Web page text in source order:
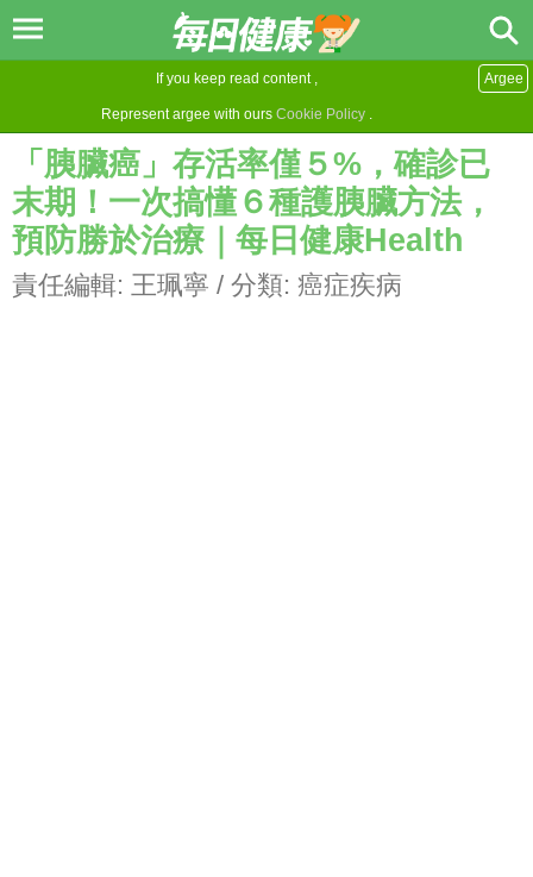
If you keep read content ,
Represent argee with ours Cookie Policy .
Argee
「胰臟癌」存活率僅５%，確診已
末期！一次搞懂６種護胰臟方法，
預防勝於治療｜每日健康Health
責任編輯: 王珮寧 / 分類: 癌症疾病